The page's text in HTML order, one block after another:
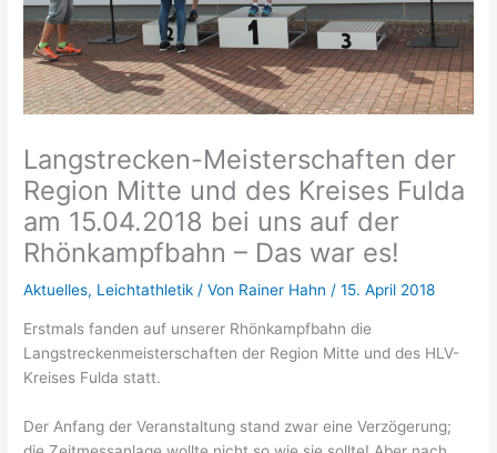
Langstrecken-Meisterschaften der
Region Mitte und des Kreises Fulda
am 15.04.2018 bei uns auf der
Rhönkampfbahn – Das war es!
Aktuelles, Leichtathletik / Von Rainer Hahn/15. April 2018
Erstmals fanden auf unserer Rhönkampfbahn die
Langstreckenmeisterschaften der Region Mitte und des HLV-
Kreises Fulda statt.
Der Anfang der Veranstaltung stand zwar eine Verzögerung;